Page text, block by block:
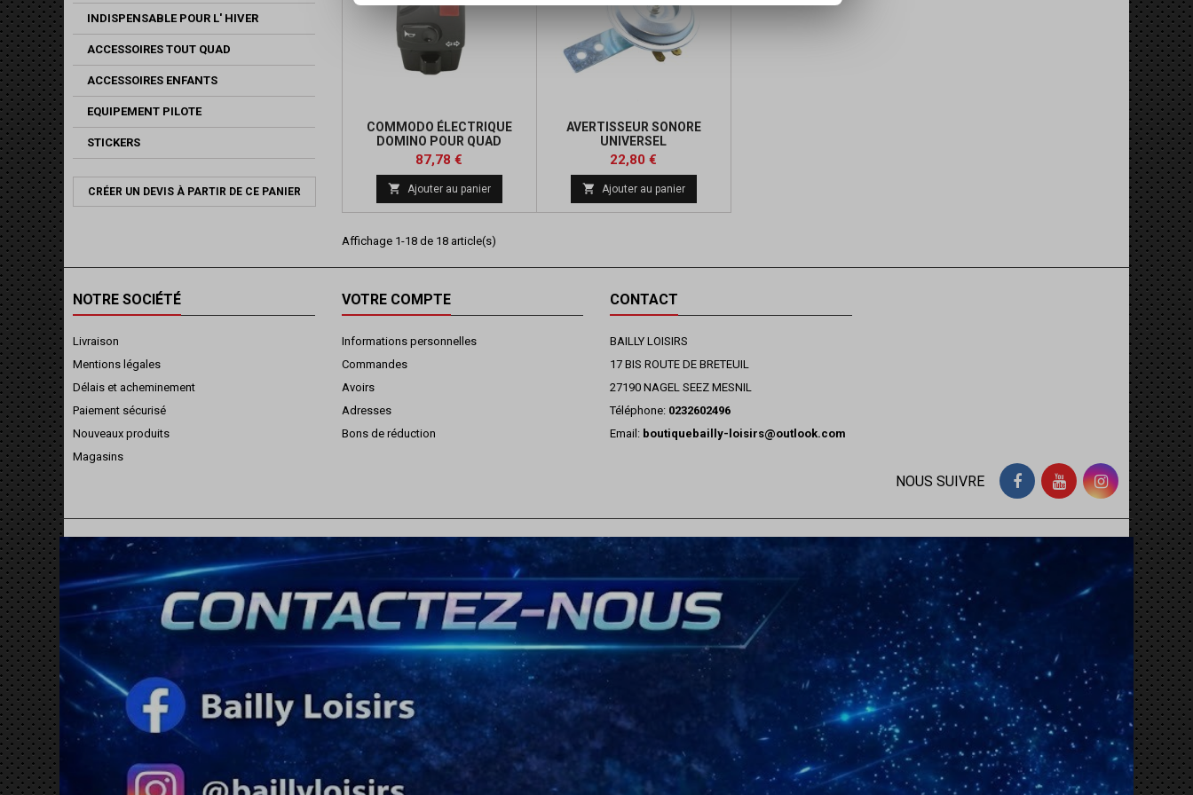
INDISPENSABLE POUR L' HIVER
ACCESSOIRES TOUT QUAD
ACCESSOIRES ENFANTS
EQUIPEMENT PILOTE
STICKERS
CRÉER UN DEVIS À PARTIR DE CE PANIER
COMMODO ÉLECTRIQUE
DOMINO POUR QUAD
HOMOLOGUÉ
Prix
87,78 €
base
 Ajouter au panier
AVERTISSEUR SONORE
UNIVERSEL
Prix
22,80 €
base
 Ajouter au panier
Affichage 1-18 de 18 article(s)
NOTRE SOCIÉTÉ
Livraison
Mentions légales
Délais et acheminement
Paiement sécurisé
Nouveaux produits
Magasins
VOTRE COMPTE
Informations personnelles
Commandes
Avoirs
Adresses
Bons de réduction
CONTACT
BAILLY LOISIRS
17 BIS ROUTE DE BRETEUIL
27190 NAGEL SEEZ MESNIL
Téléphone: 0232602496
Email: boutiquebailly-loisirs@outlook.com
NOUS SUIVRE